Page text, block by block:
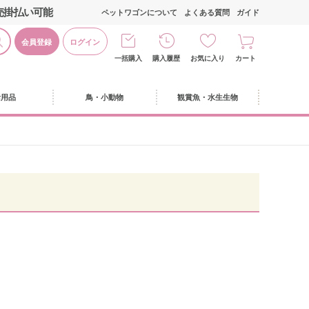
掛払い可能
会員登録 ログイン
ペットワゴンについて よくある質問 ガイド
一括購入 購入履歴 お気に入り カート
品 鳥・小動物 観賞魚・水生生物